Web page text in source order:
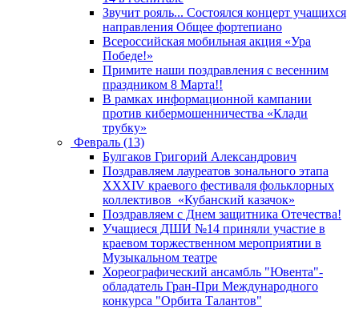
Звучит рояль... Состоялся концерт учащихся
направления Общее фортепиано
Всероссийская мобильная акция «Ура
Победе!»
Примите наши поздравления с весенним
праздником 8 Марта!!
В рамках информационной кампании
против кибермошенничества «Клади
трубку»
Февраль (13)
Булгаков Григорий Александрович
Поздравляем лауреатов зонального этапа
XXXIV краевого фестиваля фольклорных
коллективов «Кубанский казачок»
Поздравляем с Днем защитника Отечества!
Учащиеся ДШИ №14 приняли участие в
краевом торжественном мероприятии в
Музыкальном театре
Хореографический ансамбль "Ювента"-
обладатель Гран-При Международного
конкурса "Орбита Талантов"